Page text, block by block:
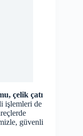
çelik çatı
işlemleri de
güvenli